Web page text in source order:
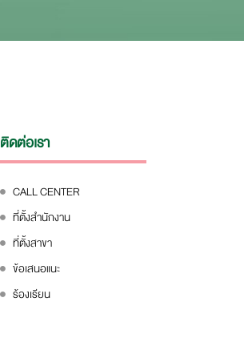
ติดต่อเรา
CALL CENTER
ที่ตั้งสำนักงาน
ที่ตั้งสาขา
ข้อเสนอแนะ
ร้องเรียน